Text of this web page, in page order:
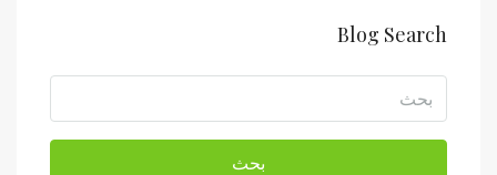
Blog Search
بحث